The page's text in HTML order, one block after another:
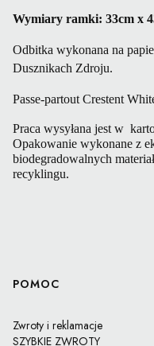
Wymiary ramki: 33cm x
Odbitka wykonana na
Dusznikach Zdroju.
Passe-partout Crestent
Praca wysyłana jest w
Opakowanie wykonane z
biodegradowalnych
recyklingu.
Linki w stopce
POMOC
Zwroty i reklamacje
SZYBKIE ZWROTY